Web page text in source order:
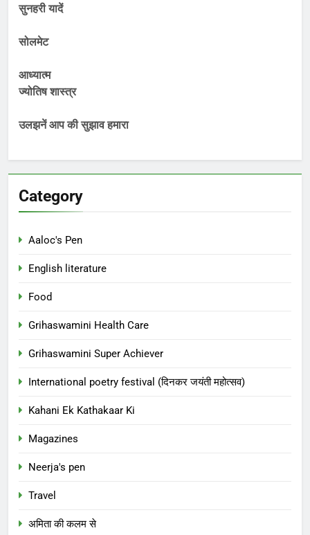
सुनहरी यादें
सोलमेट
आध्यात्म
ज्योतिष शास्त्र
उलझनें आप की सुझाव हमारा
Category
Aaloc's Pen
English literature
Food
Grihaswamini Health Care
Grihaswamini Super Achiever
International poetry festival (दिनकर जयंती महोत्सव)
Kahani Ek Kathakaar Ki
Magazines
Neerja's pen
Travel
अमिता की कलम से